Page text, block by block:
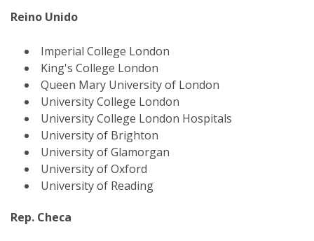
Reino Unido
Imperial College London
King's College London
Queen Mary University of London
University College London
University College London Hospitals
University of Brighton
University of Glamorgan
University of Oxford
University of Reading
Rep. Checa